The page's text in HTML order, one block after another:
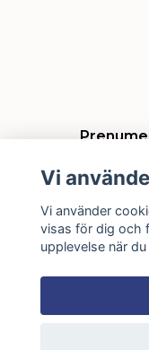
Vi
Vi använder
visas för dig och
upplevelse när